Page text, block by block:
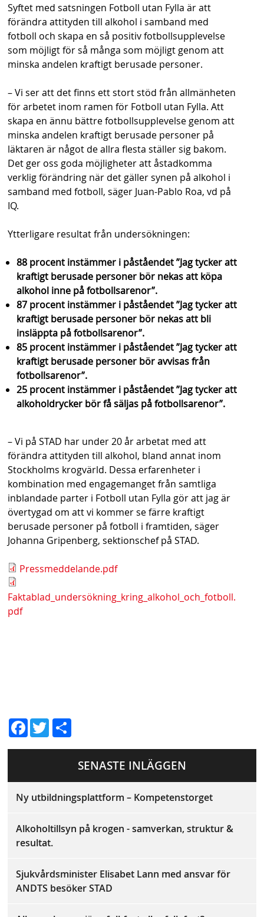
Syftet med satsningen Fotboll utan Fylla är att
förändra attityden till alkohol i samband med
fotboll och skapa en så positiv fotbollsupplevelse
som möjligt för så många som möjligt genom att
minska andelen kraftigt berusade personer.
– Vi ser att det finns ett stort stöd från allmänheten
för arbetet inom ramen för Fotboll utan Fylla. Att
skapa en ännu bättre fotbollsupplevelse genom att
minska andelen kraftigt berusade personer på
läktaren är något de allra flesta ställer sig bakom.
Det ger oss goda möjligheter att åstadkomma
verklig förändring när det gäller synen på alkohol i
samband med fotboll, säger Juan-Pablo Roa, vd på
IQ.
Ytterligare resultat från undersökningen:
88 procent instämmer i påståendet ”Jag tycker att
kraftigt berusade personer bör nekas att köpa
alkohol inne på fotbollsarenor”.
87 procent instämmer i påståendet ”Jag tycker att
kraftigt berusade personer bör nekas att bli
insläppta på fotbollsarenor”.
85 procent instämmer i påståendet ”Jag tycker att
kraftigt berusade personer bör avvisas från
fotbollsarenor”.
25 procent instämmer i påståendet ”Jag tycker att
alkoholdrycker bör få säljas på fotbollsarenor”.
– Vi på STAD har under 20 år arbetat med att
förändra attityden till alkohol, bland annat inom
Stockholms krogvärld. Dessa erfarenheter i
kombination med engagemanget från samtliga
inblandade parter i Fotboll utan Fylla gör att jag är
övertygad om att vi kommer se färre kraftigt
berusade personer på fotboll i framtiden, säger
Johanna Gripenberg, sektionschef på STAD.
Pressmeddelande.pdf
Faktablad_undersökning_kring_alkohol_och_fotboll.
pdf
Fac
ebo
Twit
ter
el
a
SENASTE INLÄGGEN
Ny utbildningsplattform – Kompetenstorget
Alkoholtillsyn på krogen - samverkan, struktur &
resultat.
Sjukvårdsminister Elisabet Lann med ansvar för
ANDTS besöker STAD